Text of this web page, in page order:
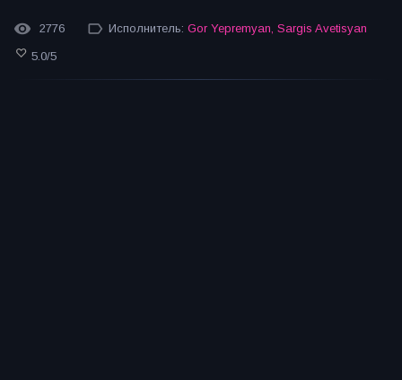
2776 Исполнитель: Gor Yepremyan Sargis Avetisyan
5.0/5